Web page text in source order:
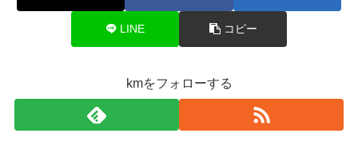
LINE コピー
kmをフォローする